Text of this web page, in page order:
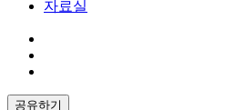
자료실
공유하기